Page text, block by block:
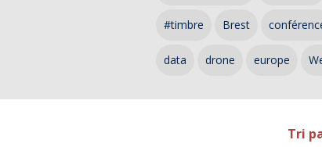
#timbre Brest
data drone europe
Tri